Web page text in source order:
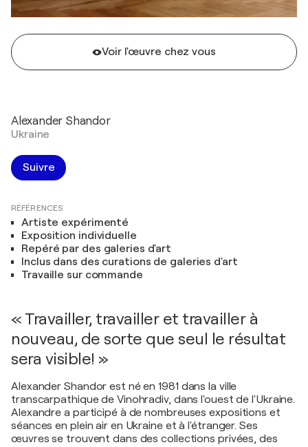
Voir l'œuvre chez vous
Alexander Shandor
Ukraine
Suivre
RÉFÉRENCES
Artiste expérimenté
Exposition individuelle
Repéré par des galeries d'art
Inclus dans des curations de galeries d'art
Travaille sur commande
« Travailler, travailler et travailler à
nouveau, de sorte que seul le résultat
sera visible! »
Alexander Shandor est né en 1981 dans la ville
transcarpathique de Vinohradiv, dans l'ouest de l'Ukraine.
Alexandre a participé à de nombreuses expositions et
séances en plein air en Ukraine et à l'étranger. Ses
œuvres se trouvent dans des collections privées, des